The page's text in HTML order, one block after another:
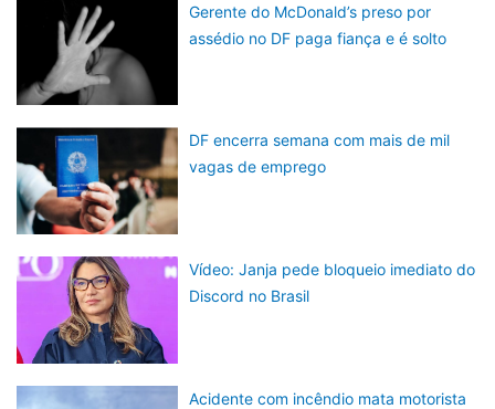
Gerente do McDonald’s preso por
assédio no DF paga fiança e é solto
DF encerra semana com mais de mil
vagas de emprego
Vídeo: Janja pede bloqueio imediato do
Discord no Brasil
Acidente com incêndio mata motorista